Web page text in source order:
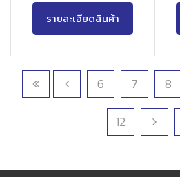
รายละเอียดสินค้า
6 7 8
12